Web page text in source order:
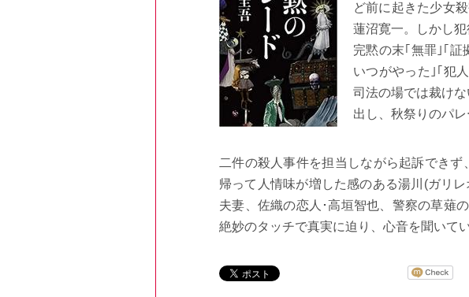
ど前に起きた少女
蓮沼寛一。しかし犯
完黙の末｢無罪｣｢証
いつがやった｣｢犯
司法の場では裁け
出し、秋祭りのパ
二件の殺人事件を担当しながら起訴でき
帰って人情味が増した感のある湯川(ガリ
夫妻、佐織の恋人･高垣智也、警察の草薙
絶妙のタッチで真実に迫り、心音を聞いてい